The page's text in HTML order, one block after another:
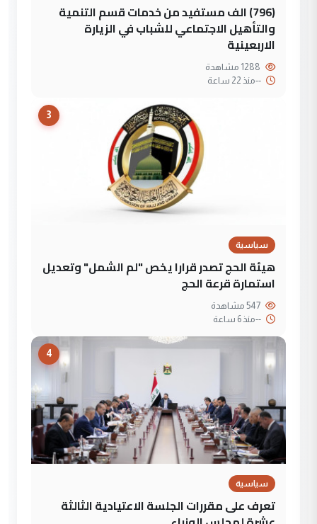
(796) الف مستفيد من خدمات قسم التنمية
والتأهيل الاجتماعي للشباب في الزيارة
الاربعينية
--منذ 22 ساعة
3
سياسية
هيئة الحج تصدر قرارا يخص "لم الشمل" وتعديل
استمارة قرعة الحج
--منذ 6 ساعة
4
سياسية
تعرف على مقررات الجلسة الاعتيادية الثالثة